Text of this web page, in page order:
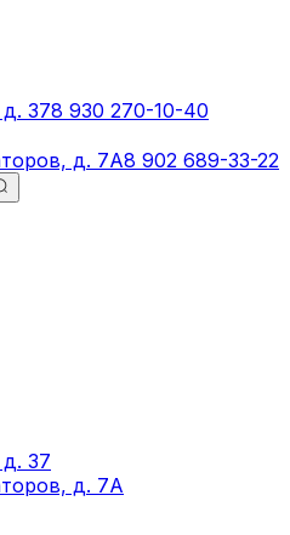
378 930 270-10-40
д. 7А8 902 689-33-22
37
д. 7А